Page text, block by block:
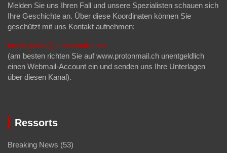
Melden Sie uns Ihren Fall und unsere Spezialisten schauen sich
Ihre Geschichte an. Über diese Koordinaten können Sie
geschützt mit uns Kontakt aufnehmen:
inside-justiz@protonmail.com
(am besten richten Sie auf www.protonmail.ch unentgeldlich
einen Webmail-Account ein und senden uns Ihre Unterlagen
über diesen Kanal).
Ressorts
Breaking News (53)